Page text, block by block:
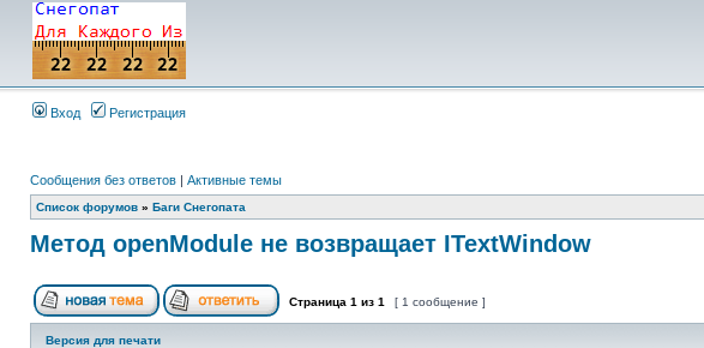
Вход Регистрация
Сообщения без ответов | Активные темы
Список форумов » Баги Снегопата
Метод openModule не возвращает ITextWindow
Страница 1 из 1 [ 1 сообщение ]
Версия для печати